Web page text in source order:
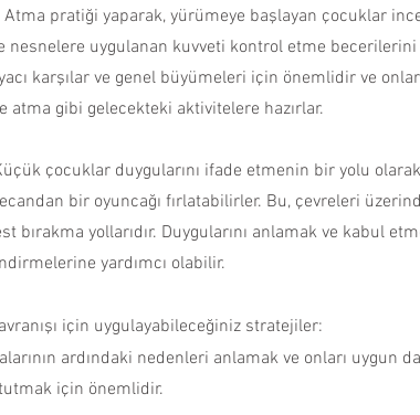
pratiği yaparak, yürümeye başlayan çocuklar
nesnelere uygulanan kuvveti kontrol etme
karşılar ve genel büyümeleri için önemlidir ve
atma gibi gelecekteki aktivitelere hazırlar.
çocuklar duygularını ifade etmenin bir yolu
bir oyuncağı fırlatabilirler. Bu, çevreleri
bırakma yollarıdır. Duygularını anlamak ve kabul
yardımcı olabilir.
için uygulayabileceğiniz stratejiler:
ardındaki nedenleri anlamak ve onları uygun
için önemlidir.